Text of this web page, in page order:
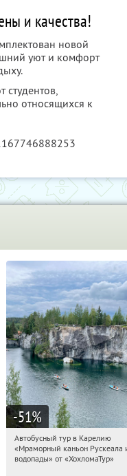
и качества!
новой
уют и комфорт
студентов,
относящихся к
-51%
10:36:54
Сенная площадь
Автобусный тур в Карелию
«Мраморный каньон Рускеала
водопады» от «ХохломаТур»